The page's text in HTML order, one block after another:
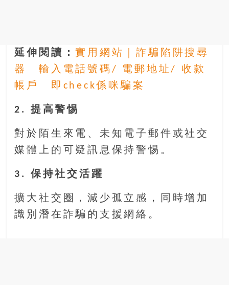
延伸閱讀：實用網站｜詐騙陷阱搜尋
器 輸入電話號碼/ 電郵地址/ 收款
帳戶 即check係咪騙案
2. 提高警惕
對於陌生來電、未知電子郵件或社交
媒體上的可疑訊息保持警惕。
3. 保持社交活躍
擴大社交圈，減少孤立感，同時增加
識別潛在詐騙的支援網絡。